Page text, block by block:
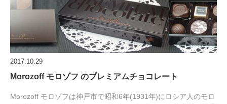
2017.10.29
Morozoff モロゾフ のプレミアムチョコレート
Morozoff モロゾフは神戸市で昭和6年(1931年)にロシア人のモロ